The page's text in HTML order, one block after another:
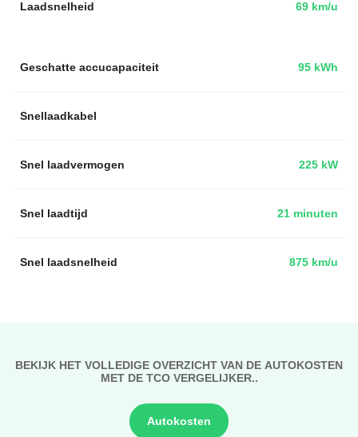
Laadsnelheid 69 km/u
95 kWh
Geschatte accucapaciteit
Snellaadkabel
Snel laadvermogen 225 kW
Snel laadtijd 21 minuten
Snel laadsnelheid 875 km/u
BEKIJK HET VOLLEDIGE OVERZICHT VAN DE AUTOKOSTEN
MET DE TCO VERGELIJKER..
Autokosten